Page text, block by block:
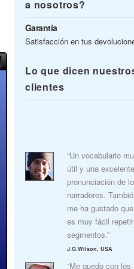
a nosotros?
Garantía
Satisfacción en tus
Lo que dicen
clientes
“Un vocabulario
útil y una excelente
pronunciación de
narradores.
me ha gustado que
es muy fácil repetir
segmentos.”
J.G.Wilson, USA
“Me quedo con los